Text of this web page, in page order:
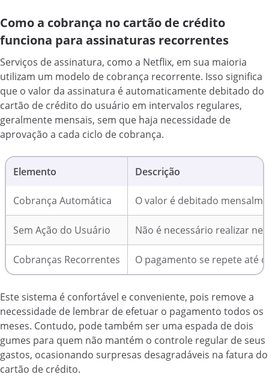
Como a cobrança no cartão de crédito
funciona para assinaturas recorrentes
Serviços de assinatura, como a Netflix, em sua maioria
utilizam um modelo de cobrança recorrente. Isso significa
que o valor da assinatura é automaticamente debitado do
cartão de crédito do usuário em intervalos regulares,
geralmente mensais, sem que haja necessidade de
aprovação a cada ciclo de cobrança.
Elemento Descrição
Cobrança Automática O valor é debitado
Sem Ação do Usuário Não é necessário realizar
Cobranças Recorrentes O pagamento se repete até
Este sistema é confortável e conveniente, pois remove a
necessidade de lembrar de efetuar o pagamento todos os
meses. Contudo, pode também ser uma espada de dois
gumes para quem não mantém o controle regular de seus
gastos, ocasionando surpresas desagradáveis na fatura do
cartão de crédito.